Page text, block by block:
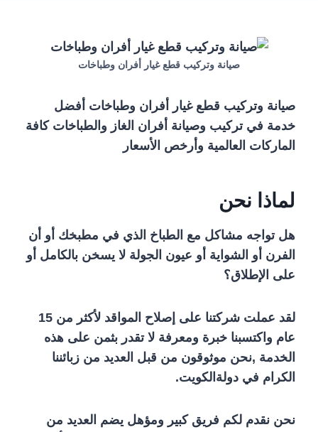
صيانة وتركيب قطع غيار أفران وطباخات
صيانة وتركيب قطع غيار أفران وطباخات أفضل
خدمة في تركيب وصيانة أفران الغاز والطباخات كافة
الماركات العالمية وأرخص الأسعار
لماذا نحن
هل تواجه مشاكل مع الطباخ الذي في مطبخك أو أن
الفرن أو الشواية أو عيون الجولة لا يسخن بالكامل أو
على الإطلاق؟
لقد عملت شركتنا على إصلاح المواقد لأكثر من 15
عام واكتسبنا خبرة ومعرفة لا تقدر بثمن على هذه
الخدمة ,نحن موثوقون من قبل العديد من زبائننا
الكرام في دولةالكويت.
نحن نقدم لكم فريق كبير ومؤهل يضم العديد من